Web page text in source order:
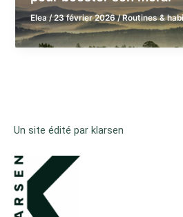
Elea/23 février 2026/Routines &
Un site édité par klarsen